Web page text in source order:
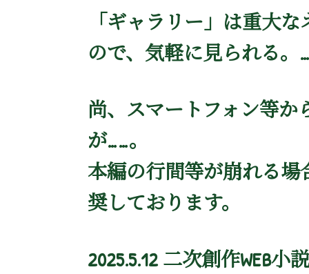
「ギャラリー」は重大
ので、気軽に見られる。
尚、スマートフォン等
が……。
本編の行間等が崩れる場
奨しております。
2025.5.12 二次創作WEB小